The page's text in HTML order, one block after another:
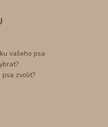
vašeho psa
psa zvolit?